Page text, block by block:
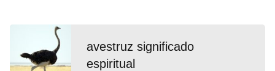
avestruz significado
espiritual